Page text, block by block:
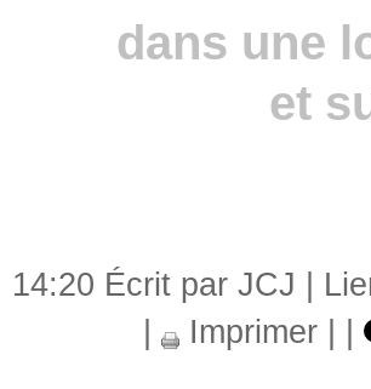
dans une
et
14:20 Écrit par JCJ |
Imprimer